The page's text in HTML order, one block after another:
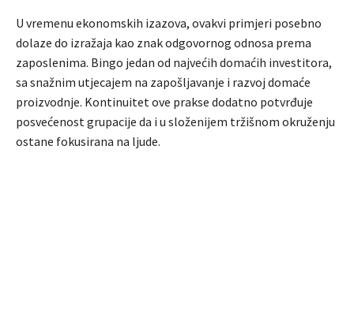
U vremenu ekonomskih izazova, ovakvi primjeri posebno
dolaze do izražaja kao znak odgovornog odnosa prema
zaposlenima. Bingo jedan od najvećih domaćih investitora,
sa snažnim utjecajem na zapošljavanje i razvoj domaće
proizvodnje. Kontinuitet ove prakse dodatno potvrđuje
posvećenost grupacije da i u složenijem tržišnom okruženju
ostane fokusirana na ljude.